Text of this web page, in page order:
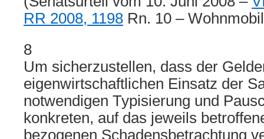
RR 2008, 1198 Rn. 10 –
8
Um sicherzustellen, dass der
eigenwirtschaftlichen Einsatz der
notwendigen Typisierung und
konkreten, auf das jeweils
bezogenen Schadensbetrachtung